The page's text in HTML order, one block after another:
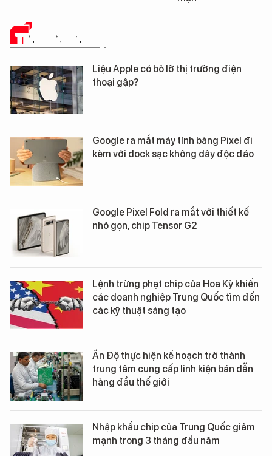
TIN CÔNG NGHỆ
Liệu Apple có bỏ lỡ thị trường điện
thoại gập?
Google ra mắt máy tính bảng Pixel đi
kèm với dock sạc không dây độc đáo
Google Pixel Fold ra mắt với thiết kế
nhỏ gọn, chip Tensor G2
Lệnh trừng phạt chip của Hoa Kỳ khiến
các doanh nghiệp Trung Quốc tìm đến
các kỹ thuật sáng tạo
Ấn Độ thực hiện kế hoạch trở thành
trung tâm cung cấp linh kiện bán dẫn
hàng đầu thế giới
Nhập khẩu chip của Trung Quốc giảm
mạnh trong 3 tháng đầu năm